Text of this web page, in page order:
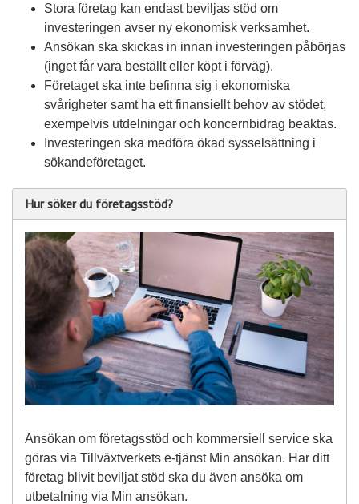
Stora företag kan endast beviljas stöd om
investeringen avser ny ekonomisk verksamhet.
Ansökan ska skickas in innan investeringen påbörjas
(inget får vara beställt eller köpt i förväg).
Företaget ska inte befinna sig i ekonomiska
svårigheter samt ha ett finansiellt behov av stödet,
exempelvis utdelningar och koncernbidrag beaktas.
Investeringen ska medföra ökad sysselsättning i
sökandeföretaget.
Hur söker du företagsstöd?
Ansökan om företagsstöd och kommersiell service ska
göras via Tillväxtverkets e-tjänst Min ansökan. Har ditt
företag blivit beviljat stöd ska du även ansöka om
utbetalning via Min ansökan.